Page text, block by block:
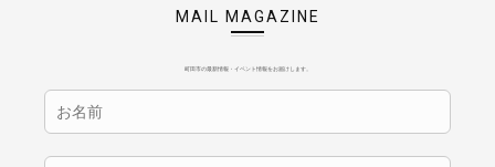
MAIL MAGAZINE
町田市の最新情報・イベント情報をお届けします。